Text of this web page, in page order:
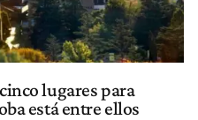
lugares para
está entre ellos